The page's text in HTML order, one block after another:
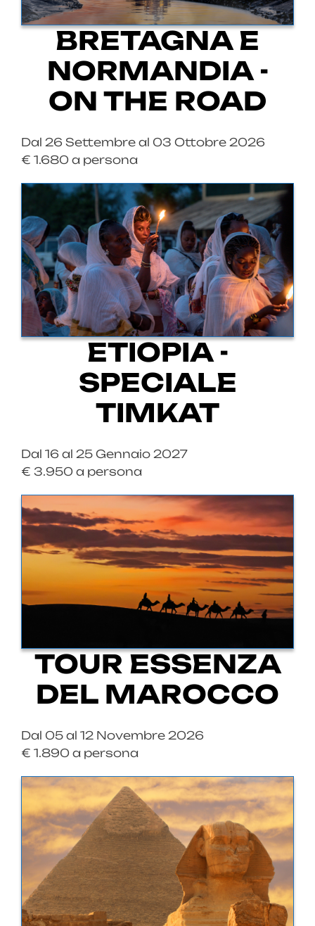
BRETAGNA E
NORMANDIA -
ON THE ROAD
Dal 26 Settembre al 03 Ottobre 2026
€ 1.680 a persona
ETIOPIA -
SPECIALE
TIMKAT
Dal 16 al 25 Gennaio 2027
€ 3.950 a persona
TOUR ESSENZA
DEL MAROCCO
Dal 05 al 12 Novembre 2026
€ 1.890 a persona